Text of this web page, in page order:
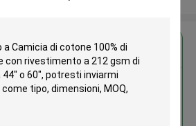
miglior prezzo per
di cotone 100% di